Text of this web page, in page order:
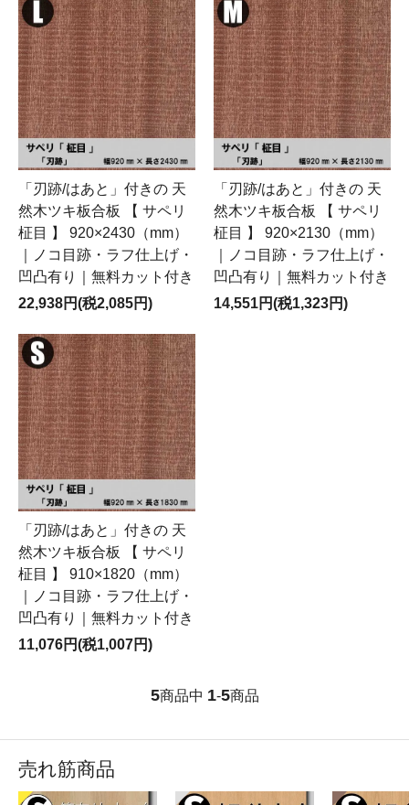
「刃跡/はあと」付きの 天
然木ツキ板合板 【 サペリ
柾目 】 920×2430（mm）
｜ノコ目跡・ラフ仕上げ・
凹凸有り｜無料カット付き
22,938円(税2,085円)
「刃跡/はあと」付きの 天
然木ツキ板合板 【 サペリ
柾目 】 920×2130（mm）
｜ノコ目跡・ラフ仕上げ・
凹凸有り｜無料カット付き
14,551円(税1,323円)
「刃跡/はあと」付きの 天
然木ツキ板合板 【 サペリ
柾目 】 910×1820（mm）
｜ノコ目跡・ラフ仕上げ・
凹凸有り｜無料カット付き
11,076円(税1,007円)
5商品中 1-5商品
売れ筋商品